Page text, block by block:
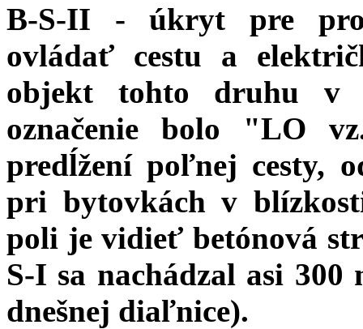
B-S-II - úkryt pre
ovládať cestu a
objekt tohto druhu v
označenie bolo "LO
predĺžení poľnej cesty,
pri bytovkách v
poli je vidieť betónová
S-I sa nachádzal asi
dnešnej diaľnice).